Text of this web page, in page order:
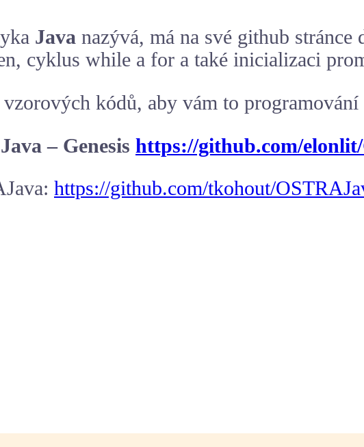
Java nazývá, má na své github
cyklus while a for a také inicializaci
kódů, aby vám to
– Genesis https://github.com/elonlit/
https://github.com/tkohout/